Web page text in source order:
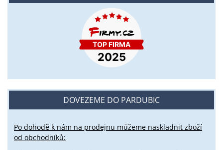
DOVEZEME DO PARDUBIC
Po dohodě k nám na prodejnu můžeme naskladnit zboží
od obchodníků: